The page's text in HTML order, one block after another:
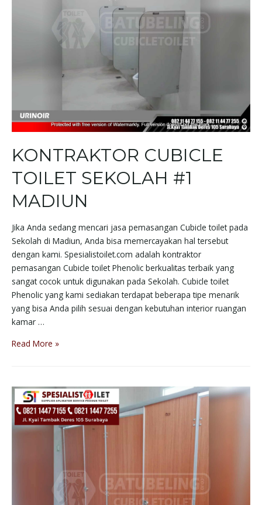
KONTRAKTOR CUBICLE
TOILET SEKOLAH #1
MADIUN
Jika Anda sedang mencari jasa pemasangan Cubicle toilet pada
Sekolah di Madiun, Anda bisa memercayakan hal tersebut
dengan kami. Spesialistoilet.com adalah kontraktor
pemasangan Cubicle toilet Phenolic berkualitas terbaik yang
sangat cocok untuk digunakan pada Sekolah. Cubicle toilet
Phenolic yang kami sediakan terdapat beberapa tipe menarik
yang bisa Anda pilih sesuai dengan kebutuhan interior ruangan
kamar …
Read More »